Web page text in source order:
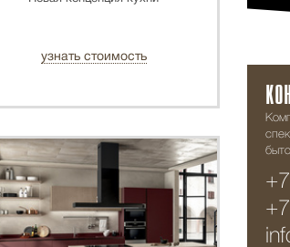
узнать стоимость
ХИТ